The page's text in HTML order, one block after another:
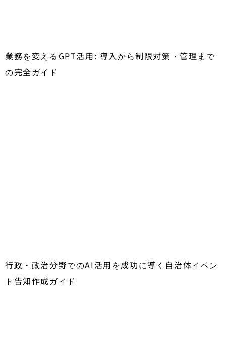
業務を変えるGPT活用: 導入から制限対策・管理まで
の完全ガイド
行政・政治分野でのAI活用を成功に導く自治体イベン
ト告知作成ガイド